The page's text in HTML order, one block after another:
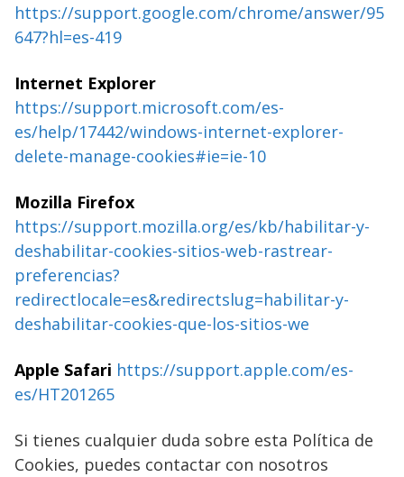
https://support.google.com/chrome/answer/95
647?hl=es-419
Internet Explorer
https://support.microsoft.com/es-
es/help/17442/windows-internet-explorer-
delete-manage-cookies#ie=ie-10
Mozilla Firefox
https://support.mozilla.org/es/kb/habilitar-y-
deshabilitar-cookies-sitios-web-rastrear-
preferencias?
redirectlocale=es&redirectslug=habilitar-y-
deshabilitar-cookies-que-los-sitios-we
Apple Safari https://support.apple.com/es-
es/HT201265
Si tienes cualquier duda sobre esta Política de
Cookies, puedes contactar con nosotros